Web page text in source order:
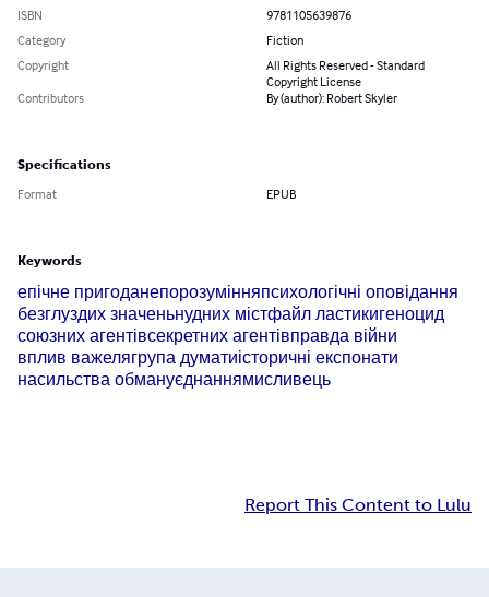
ISBN
9781105639876
Category
Fiction
Copyright
All Rights Reserved - Standard
Copyright License
Contributors
By (author): Robert Skyler
Specifications
Format EPUB
Keywords
епічне пригоданепорозумінняпсихологічні оповідання
безглуздих значеньнудних містфайл ластикигеноцид
союзних агентівсекретних агентівправда війни
вплив важелягрупа думатиісторичні експонати
насильства обмануєднаннямисливець
Report This Content to Lulu